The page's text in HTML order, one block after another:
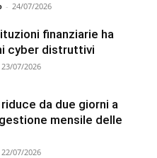
- 24/07/2026
finanziarie ha
cyber distruttivi
23/07/2026
da due giorni a
mensile delle
22/07/2026